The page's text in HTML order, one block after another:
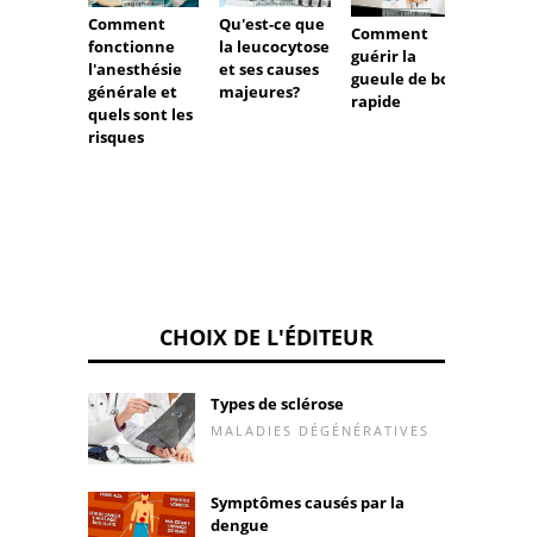
Comment
fonctionne
l'anesthésie
générale et
quels sont les
risques
Qu'est-ce que
la leucocytose
et ses causes
majeures?
Comment
guérir la
gueule de bois
rapide
CHOIX DE L'ÉDITEUR
Types de sclérose
MALADIES DÉGÉNÉRATIVES
Symptômes causés par la
dengue